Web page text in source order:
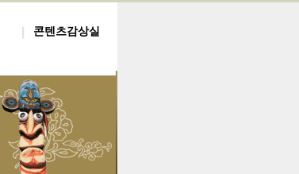
콘텐츠감상실